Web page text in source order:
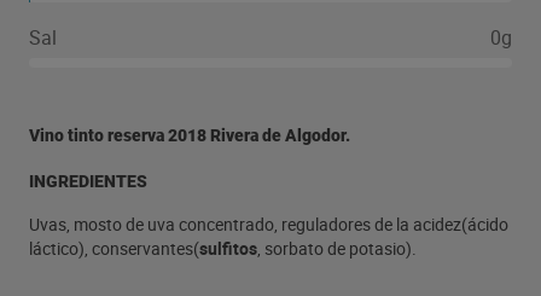
Sal 0g
Vino tinto reserva 2018 Rivera de Algodor.
INGREDIENTES
Uvas, mosto de uva concentrado, reguladores de la acidez(ácido
láctico), conservantes(sulfitos, sorbato de potasio).